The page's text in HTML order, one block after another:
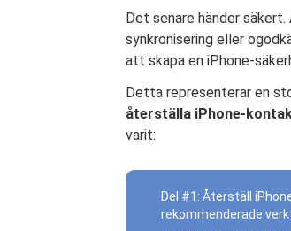
Det senare händer
synkronisering eller
att skapa en iPhone-
Detta representerar en
återställa iPhone-
varit:
Del #1: Återställ
rekommenderade